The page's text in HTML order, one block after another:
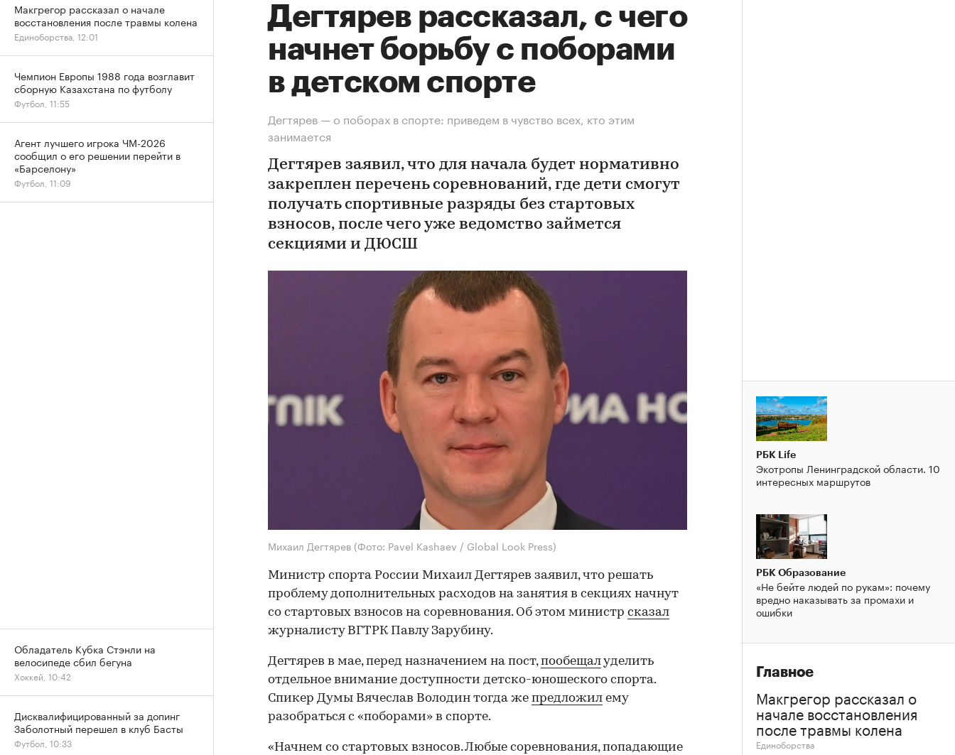
Дегтярев рассказал, с чего
начнет борьбу с поборами
в детском спорте
Дегтярев — о поборах в спорте: приведем в чувство всех, кто этим
занимается
Дегтярев заявил, что для начала будет нормативно
закреплен перечень соревнований, где дети смогут
получать спортивные разряды без стартовых
взносов, после чего уже ведомство займется
секциями и ДЮСШ
Михаил Дегтярев (Фото: Pavel Kashaev / Global Look Press)
Министр спорта России Михаил Дегтярев заявил, что решать
проблему дополнительных расходов на занятия в секциях начнут
со стартовых взносов на соревнования. Об этом министр сказал
журналисту ВГТРК Павлу Зарубину.
Дегтярев в мае, перед назначением на пост,пообещалуделить
отдельное внимание доступности детско-юношеского спорта.
Спикер Думы Вячеслав Володин тогда же предложил ему
разобраться с «поборами» в спорте.
«Начнем со стартовых взносов. Любые соревнования, попадающие
РБК Life
Экотропы Ленинградской области. 10
интересных маршрутов
РБК Образование
«Не бейте людей по рукам»: почему
вредно наказывать за промахи и
ошибки
Главное
Макгрегор рассказал о
начале восстановления
после травмы колена
Единоборства
Макгрегор рассказал о начале
восстановления после травмы колена
Единоборства, 12:01
Чемпион Европы 1988 года возглавит
сборную Казахстана по футболу
Футбол, 11:55
Агент лучшего игрока ЧМ-2026
сообщил о его решении перейти в
«Барселону»
Футбол, 11:09
Обладатель Кубка Стэнли на
велосипеде сбил бегуна
Хоккей, 10:42
Дисквалифицированный за допинг
Заболотный перешел в клуб Басты
Футбол, 10:33